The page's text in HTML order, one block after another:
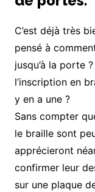
C’est déjà très
pensé à
jusqu’à la porte
l’inscription en
y en a une ?
Sans compter
le braille sont
apprécieront
confirmer leur
sur une plaque